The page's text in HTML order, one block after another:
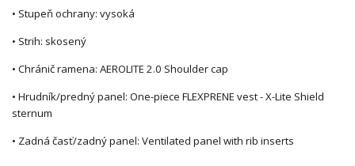
• Stupeň ochrany: vysoká
• Strih: skosený
• Chránič ramena: AEROLITE 2.0 Shoulder cap
• Hrudník/predný panel: One-piece FLEXPRENE vest - X-Lite Shield
sternum
• Zadná časť/zadný panel: Ventilated panel with rib inserts